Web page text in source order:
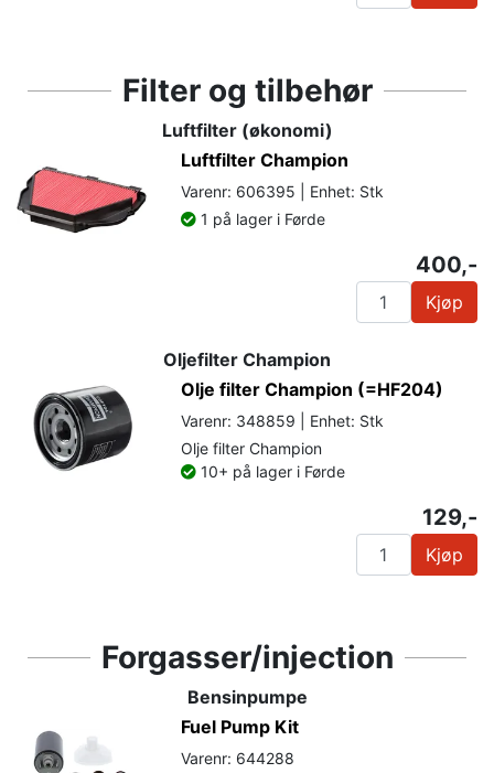
Filter og tilbehør
Luftfilter (økonomi)
Luftfilter Champion
Varenr: 606395 | Enhet: Stk
1 på lager i Førde
400,-
Kjøp
Oljefilter Champion
Olje filter Champion (=HF204)
Varenr: 348859 | Enhet: Stk
Olje filter Champion
10+ på lager i Førde
129,-
Kjøp
Forgasser/injection
Bensinpumpe
Fuel Pump Kit
Varenr: 644288